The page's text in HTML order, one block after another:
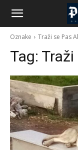
Oznake Traži se Pas
Tag: Traži